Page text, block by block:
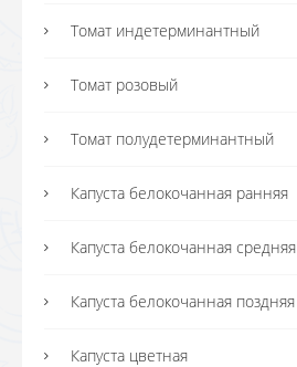
Томат индетерминантный
Томат розовый
Томат полудетерминантный
Капуста белокочанная ранняя
Капуста белокочанная средняя
Капуста белокочанная поздняя
Капуста цветная